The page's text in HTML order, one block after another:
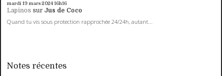
mardi 19 mars 202416h16
Lapinos sur Jus de Coco
Quand tu vis sous protection rapprochée 24/24h, autant...
Notes récentes